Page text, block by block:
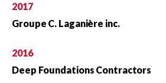
2017
Groupe C. Laganière inc.
2016
Deep Foundations Contractors